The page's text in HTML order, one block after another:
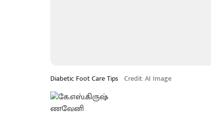
Diabetic Foot Care Tips Credit: AI Image